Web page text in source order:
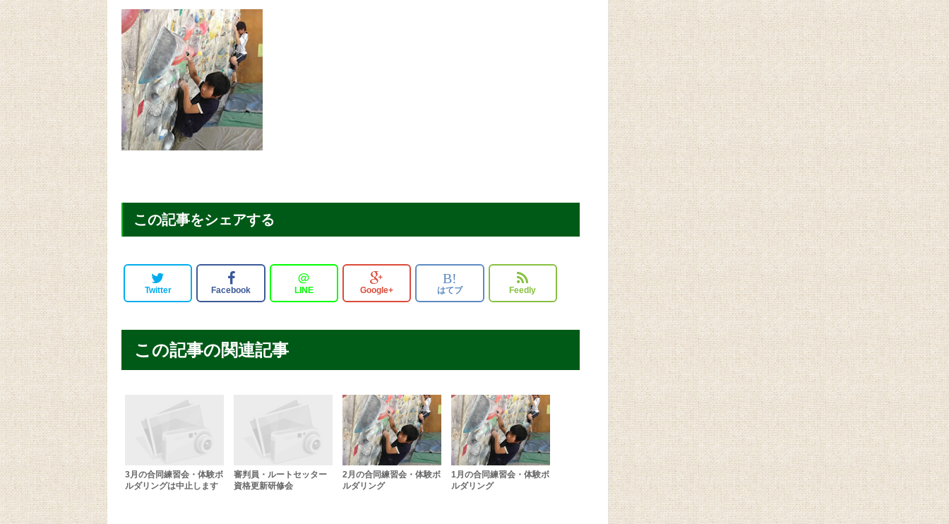
この記事をシェアする
Twitter Facebook
＠
LINE Google+
B!
はてブ Feedly
この記事の関連記事
3月の合同練習会・体験ボ
ルダリングは中止します
審判員・ルートセッター
資格更新研修会
2月の合同練習会・体験ボ
ルダリング
1月の合同練習会・体験ボ
ルダリング